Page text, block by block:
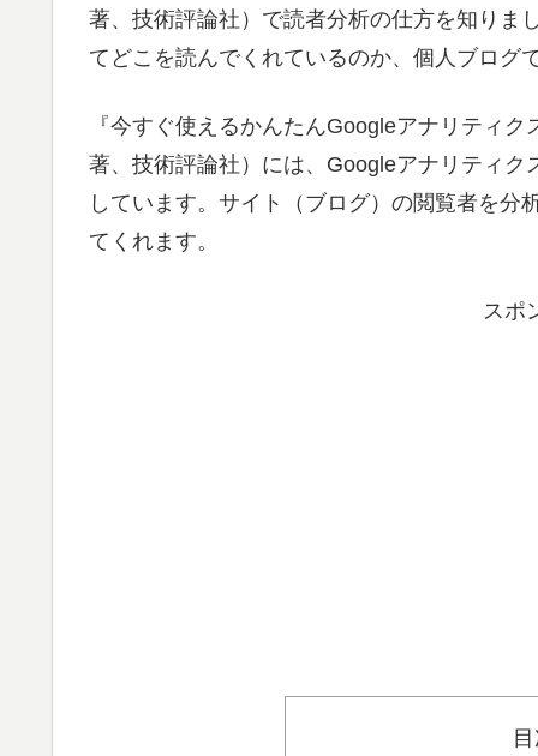
著、技術評論社）で読者分析の仕方を知りま
てどこを読んでくれているのか、個人ブログ
『今すぐ使えるかんたんGoogleアナリティ
著、技術評論社）には、Googleアナリティ
しています。サイト（ブログ）の閲覧者を
てくれます。
スポ